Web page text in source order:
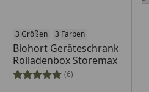
3 Größen 3 Farben
Biohort Geräteschrank
Rolladenbox Storemax
(6)